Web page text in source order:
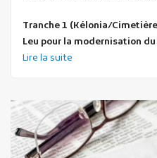
Tranche 1 (Kélonia/
Leu pour la modernisation
Lire la suite